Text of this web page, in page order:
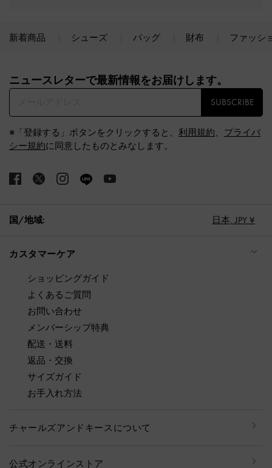
新着商品 シューズ バッグ 財布 ファッシ
ニュースレターで最新情報をお届けします。​
SUBSCRIBE
※「登録する」ボタンをクリックすると、 利用規約、 プライバ
シー規約に同意したものとみなします。
国/地域: 日本, JPY ¥
カスタマーケア
ショッピングガイド
よくあるご質問
お問い合わせ
メンバーシップ特典
配送・送料
返品・交換
サイズガイド
お手入れ方法
チャールズアンドキースについて
公式オンラインストア